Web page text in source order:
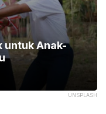
UNSPLASH
untuk Anak-